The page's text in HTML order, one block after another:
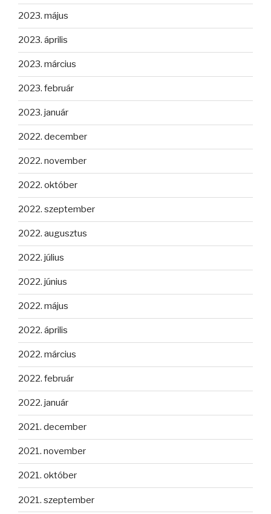
2023. május
2023. április
2023. március
2023. február
2023. január
2022. december
2022. november
2022. október
2022. szeptember
2022. augusztus
2022. július
2022. június
2022. május
2022. április
2022. március
2022. február
2022. január
2021. december
2021. november
2021. október
2021. szeptember